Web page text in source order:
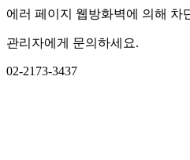
에러 페이지 웹방화벽에 의해 차
관리자에게 문의하세요.
02-2173-3437